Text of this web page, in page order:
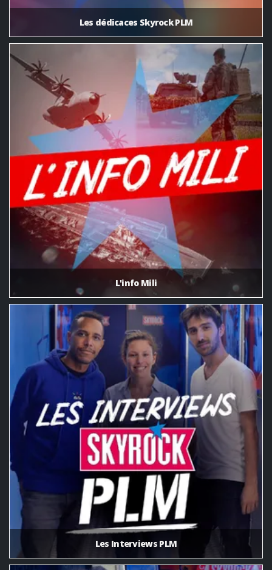
Les dédicaces Skyrock PLM
L'info Mili
Les Interviews PLM